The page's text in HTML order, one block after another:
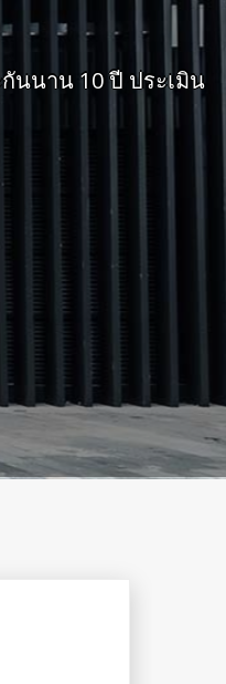
นนาน 10 ปี ประเมิน